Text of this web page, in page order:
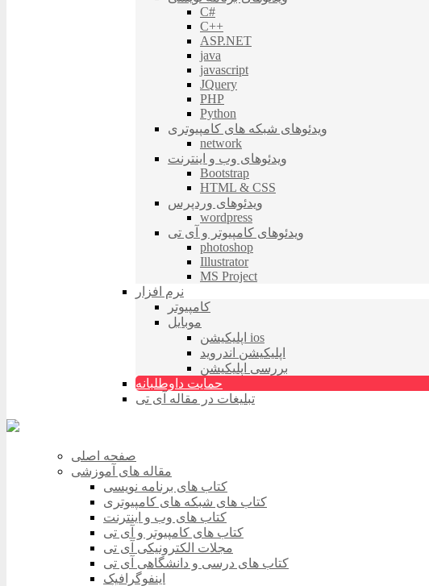
C#
C++
ASP.NET
java
javascript
JQuery
PHP
Python
ویدئوهای شبکه های کامپیوتری
network
ویدئوهای وب و اینترنت
Bootstrap
HTML & CSS
ویدئوهای وردپرس
wordpress
ویدئوهای کامپیوتر و آی تی
photoshop
Illustrator
MS Project
نرم افزار
کامپیوتر
موبایل
اپلیکیشن ios
اپلیکیشن اندروید
بررسی اپلیکیشن
حمایت داوطلبانه
تبلیغات در مقاله آی تی
صفحه اصلی
مقاله های آموزشی
کتاب های برنامه نویسی
کتاب های شبکه های کامپیوتری
کتاب های وب و اینترنت
کتاب های کامپیوتر و آی تی
مجلات الکترونیکی آی تی
کتاب های درسی و دانشگاهی آی تی
اینفوگرافیک